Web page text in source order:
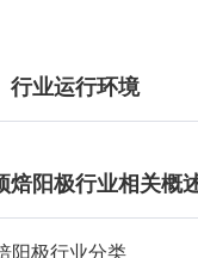
行业运行环境
焙阳极行业相关概
阳极行业分类